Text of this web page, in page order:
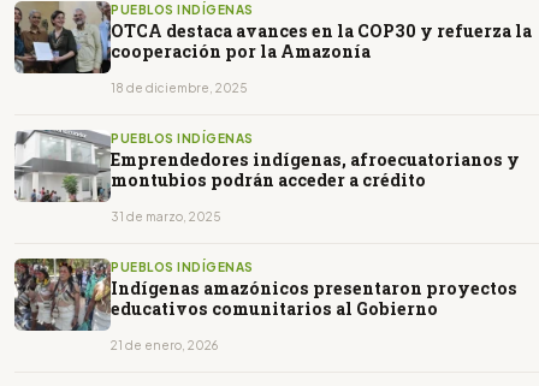
PUEBLOS INDÍGENAS
OTCA destaca avances en la COP30 y refuerza la
cooperación por la Amazonía
18 de diciembre, 2025
PUEBLOS INDÍGENAS
Emprendedores indígenas, afroecuatorianos y
montubios podrán acceder a crédito
31 de marzo, 2025
PUEBLOS INDÍGENAS
Indígenas amazónicos presentaron proyectos
educativos comunitarios al Gobierno
21 de enero, 2026